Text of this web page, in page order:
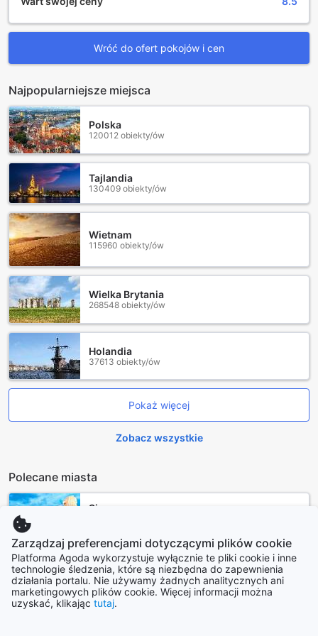
Wróć do ofert pokojów i cen
Najpopularniejsze miejsca
Polska
120012 obiekty/ów
Tajlandia
130409 obiekty/ów
Wietnam
115960 obiekty/ów
Wielka Brytania
268548 obiekty/ów
Holandia
37613 obiekty/ów
Pokaż więcej
Zobacz wszystkie
Polecane miasta
Singapur
Okinawa główna wyspa
Japonia
Nagoja
Zarządzaj preferencjami dotyczącymi plików cookie
Platforma Agoda wykorzystuje wyłącznie te pliki cookie i inne
technologie śledzenia, które są niezbędna do zapewnienia
działania portalu. Nie używamy żadnych analitycznych ani
marketingowych plików cookie. Więcej informacji można
uzyskać, klikając tutaj.